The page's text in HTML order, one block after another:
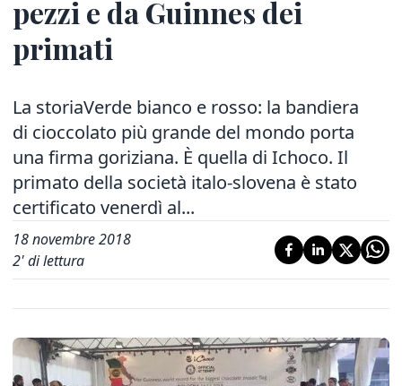
pezzi e da Guinnes dei
primati
La storiaVerde bianco e rosso: la bandiera
di cioccolato più grande del mondo porta
una firma goriziana. È quella di Ichoco. Il
primato della società italo-slovena è stato
certificato venerdì al...
18 novembre 2018
2' di lettura